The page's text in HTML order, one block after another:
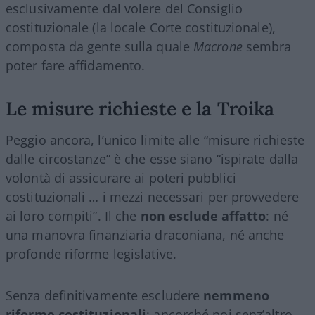
esclusivamente dal volere del Consiglio
costituzionale (la locale Corte costituzionale),
composta da gente sulla quale Macrone sembra
poter fare affidamento.
Le misure richieste e la Troika
Peggio ancora, l’unico limite alle “misure richieste
dalle circostanze” è che esse siano “ispirate dalla
volontà di assicurare ai poteri pubblici
costituzionali … i mezzi necessari per provvedere
ai loro compiti”. Il che non esclude affatto: né
una manovra finanziaria draconiana, né anche
profonde riforme legislative.
Senza definitivamente escludere nemmeno